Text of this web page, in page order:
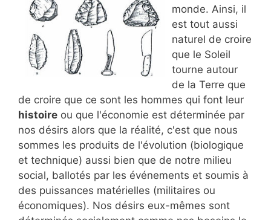
monde. Ainsi, il
est tout aussi
naturel de croire
que le Soleil
tourne autour
de la Terre que
de croire que ce sont les hommes qui font leur
histoire ou que l'économie est déterminée par
nos désirs alors que la réalité, c'est que nous
sommes les produits de l'évolution (biologique
et technique) aussi bien que de notre milieu
social, ballotés par les événements et soumis à
des puissances matérielles (militaires ou
économiques). Nos désirs eux-mêmes sont